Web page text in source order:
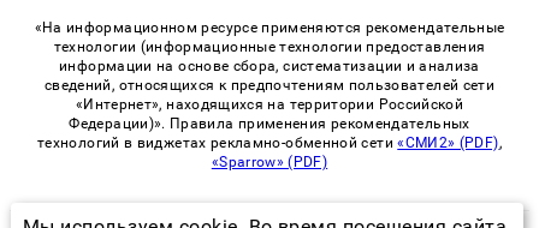
«На информационном ресурсе применяются рекомендательные
технологии (информационные технологии предоставления
информации на основе сбора, систематизации и анализа
сведений, относящихся к предпочтениям пользователей сети
«Интернет», находящихся на территории Российской
Федерации)». Правила применения рекомендательных
технологий в виджетах рекламно-обменной сети«СМИ2» (PDF),
«Sparrow» (PDF)